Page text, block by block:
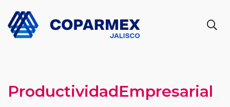
ProductividadEmpresarial